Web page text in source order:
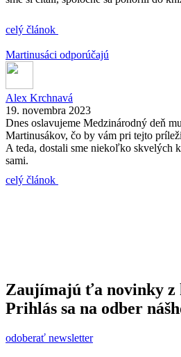
celý článok
Martinusáci odporúčajú
Alex Krchnavá
19. novembra 2023
Dnes oslavujeme Medzinárodný deň
Martinusákov, čo by vám pri tejto
A teda, dostali sme niekoľko skvelých
sami.
celý článok
Zaujímajú ťa novinky z
Prihlás sa na odber
odoberať newsletter